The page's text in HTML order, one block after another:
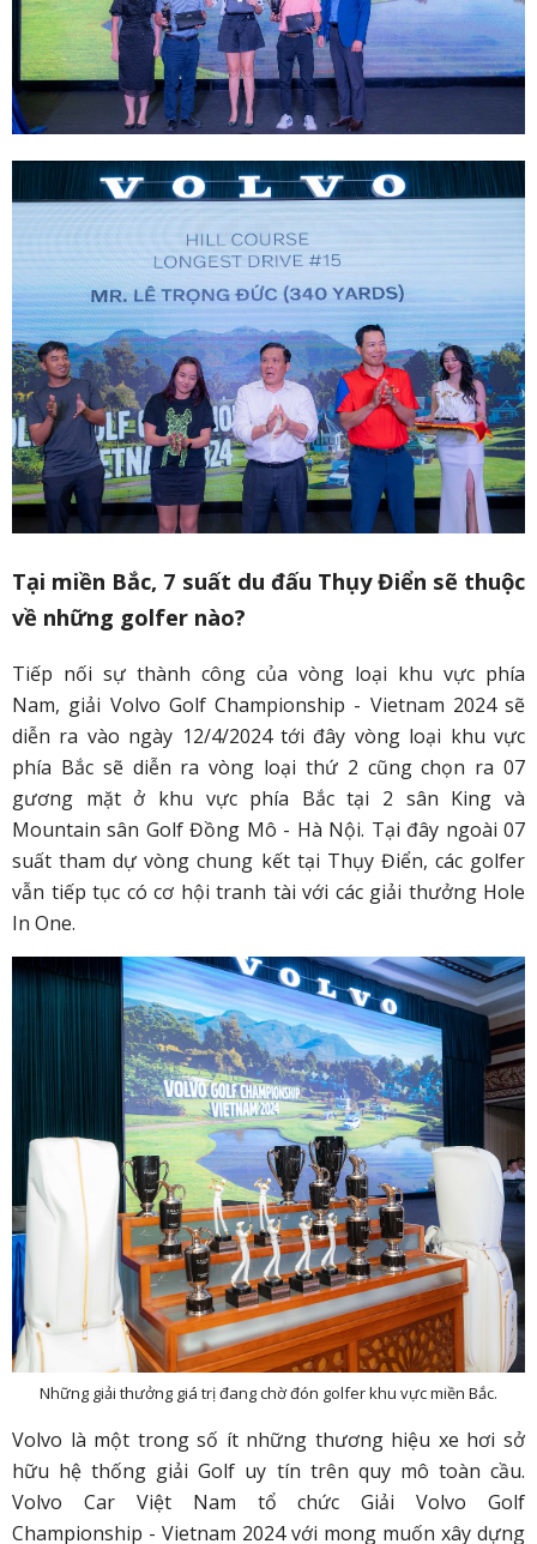
Tại miền Bắc, 7 suất du đấu Thụy Điển sẽ thuộc
về những golfer nào?
Tiếp nối sự thành công của vòng loại khu vực phía
Nam, giải Volvo Golf Championship - Vietnam 2024 sẽ
diễn ra vào ngày 12/4/2024 tới đây vòng loại khu vực
phía Bắc sẽ diễn ra vòng loại thứ 2 cũng chọn ra 07
gương mặt ở khu vực phía Bắc tại 2 sân King và
Mountain sân Golf Đồng Mô - Hà Nội. Tại đây ngoài 07
suất tham dự vòng chung kết tại Thụy Điển, các golfer
vẫn tiếp tục có cơ hội tranh tài với các giải thưởng Hole
In One.
Những giải thưởng giá trị đang chờ đón golfer khu vực miền Bắc.
Volvo là một trong số ít những thương hiệu xe hơi sở
hữu hệ thống giải Golf uy tín trên quy mô toàn cầu.
Volvo Car Việt Nam tổ chức Giải Volvo Golf
Championship - Vietnam 2024 với mong muốn xây dựng